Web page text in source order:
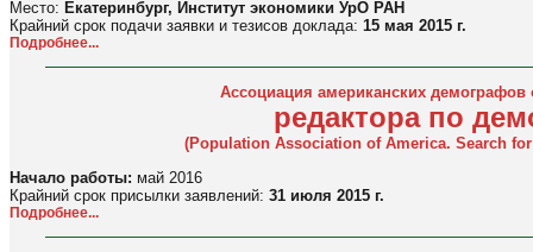
Место: Екатеринбург, Институт экономики УрО РАН
Крайний срок подачи заявки и тезисов доклада: 15 мая 2015 г.
Подробнее...
Ассоциация американских демографов
редактора по
(Population Association of America. Search
Начало работы: май 2016
Крайний срок присылки заявлений: 31 июля 2015 г.
Подробнее...